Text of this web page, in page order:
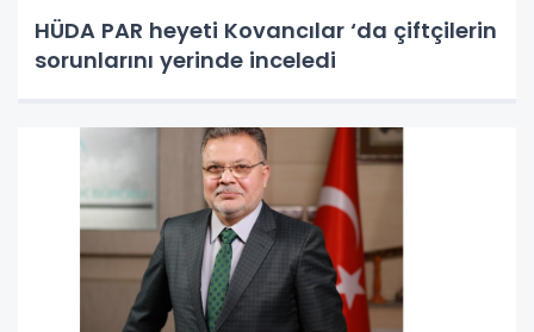
HÜDA PAR heyeti Kovancılar ‘da çiftçilerin
sorunlarını yerinde inceledi